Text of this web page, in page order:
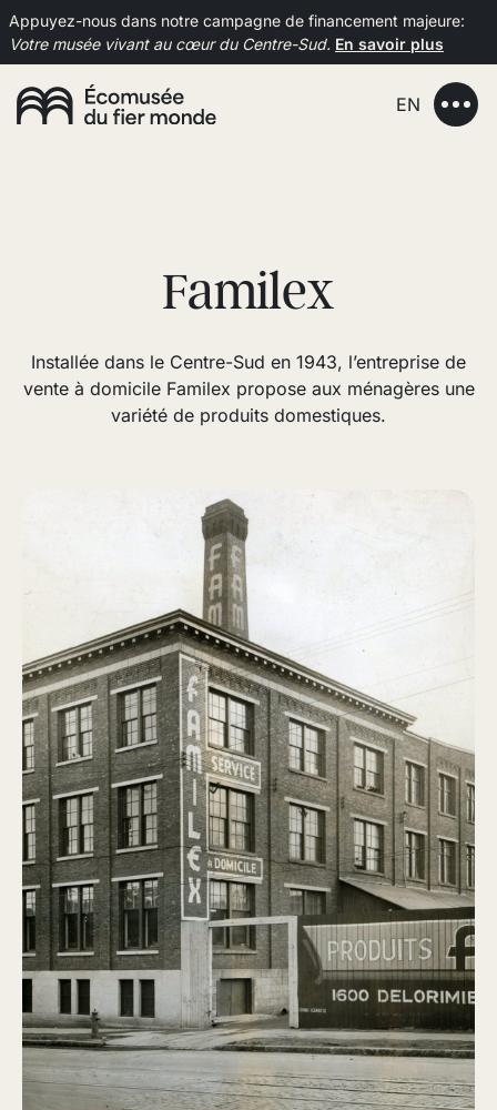
Appuyez-nous dans notre campagne de financement majeure:
Votre musée vivant au cœur du Centre-Sud. En savoir plus
EN
Familex
Installée dans le Centre-Sud en 1943, l’entreprise de
vente à domicile Familex propose aux ménagères une
variété de produits domestiques.